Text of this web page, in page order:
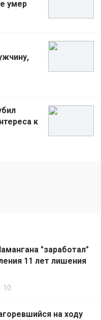
умер
к
"заработал"
11 лет лишения
10
на ходу